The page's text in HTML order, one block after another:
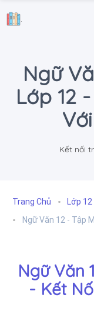
.
Ngữ
Lớp 12
Kết nối
Trang Chủ Lớp 12
Ngữ Văn 12 - Tập
Ngữ Văn
- Kết